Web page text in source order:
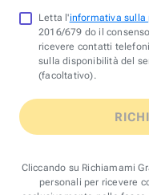
Letta l'informativa sulla
2016/679 do il
ricevere contatti
sulla disponibilità del
(facoltativo).
Cliccando su Richiamami
personali per ricevere